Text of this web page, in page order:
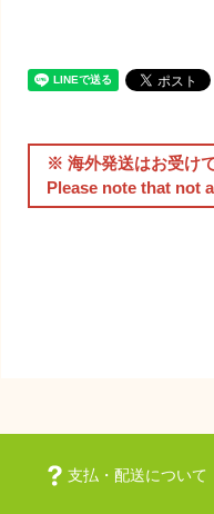
※ 海外発送はお受け
Please note that not
支払・配送について